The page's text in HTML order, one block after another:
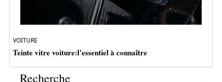
VOITURE
Teinte vitre voiture:l’essentiel à connaître
Recherche